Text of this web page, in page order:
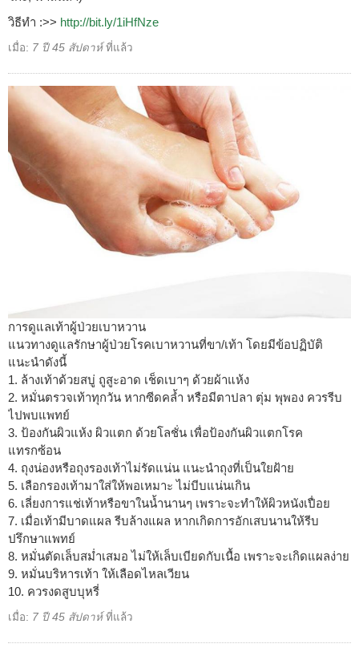
วิธีทำ :>> http://bit.ly/1iHfNze
เมื่อ: 7 ปี 45 สัปดาห์ ที่แล้ว
การดูแลเท้าผู้ป่วยเบาหวาน
แนวทางดูแลรักษาผู้ป่วยโรคเบาหวานที่ขา/เท้า โดยมีข้อปฏิบัติ
แนะนำดังนี้
1. ล้างเท้าด้วยสบู่ ถูสูะอาด เช็ดเบาๆ ด้วยผ้าแห้ง
2. หมั่นตรวจเท้าทุกวัน หากซีดคล้ำ หรือมีตาปลา ตุ่ม พุพอง ควรรีบ
ไปพบแพทย์
3. ป้องกันผิวแห้ง ผิวแตก ด้วยโลชั่น เพื่อป้องกันผิวแตกโรค
แทรกซ้อน
4. ถุงน่องหรือถุงรองเท้าไม่รัดแน่น แนะนำถุงที่เป็นใยฝ้าย
5. เลือกรองเท้ามาใส่ให้พอเหมาะ ไม่บีบแน่นเกิน
6. เลี่ยงการแช่เท้าหรือขาในน้ำนานๆ เพราะจะทำให้ผิวหนังเปื่อย
7. เมื่อเท้ามีบาดแผล รีบล้างแผล หากเกิดการอักเสบนานให้รีบ
ปรึกษาแพทย์
8. หมั่นตัดเล็บสม่ำเสมอ ไม่ให้เล็บเบียดกับเนื้อ เพราะจะเกิดแผลง่าย
9. หมั่นบริหารเท้า ให้เลือดไหลเวียน
10. ควรงดสูบบุหรี่
เมื่อ: 7 ปี 45 สัปดาห์ ที่แล้ว